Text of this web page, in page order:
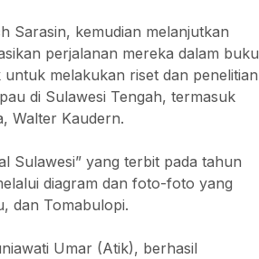
Sarasin, kemudian melanjutkan
perjalanan mereka dalam buku
untuk melakukan riset dan penelitian
di Sulawesi Tengah, termasuk
Walter Kaudern.
Sulawesi” yang terbit pada tahun
diagram dan foto-foto yang
dan Tomabulopi.
Umar (Atik), berhasil